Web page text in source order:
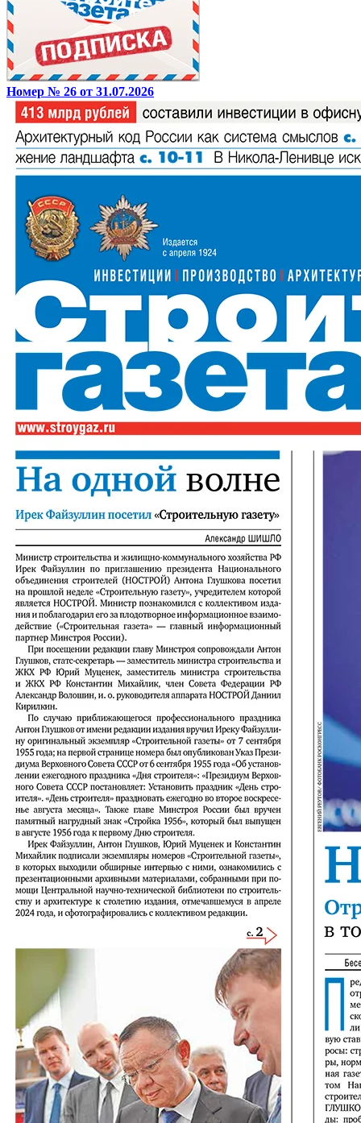
Номер № 26 от 31.07.2026